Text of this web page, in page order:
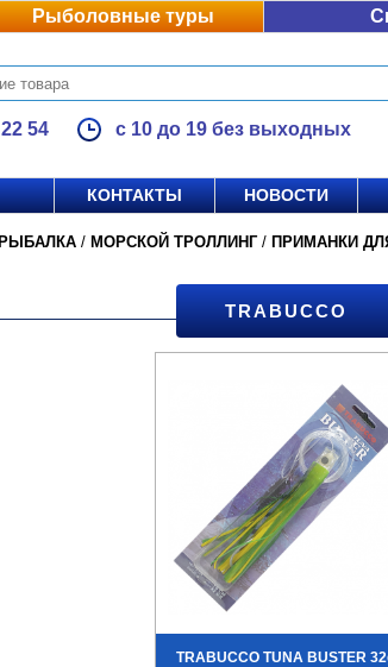
Рыболовные туры
54 с 10 до 19 без выходных
КОНТАКТЫ НОВОСТИ
/ МОРСКОЙ ТРОЛЛИНГ/ ПРИМАНКИ
TRABUCCO
TRABUCCO TUNA BUSTER